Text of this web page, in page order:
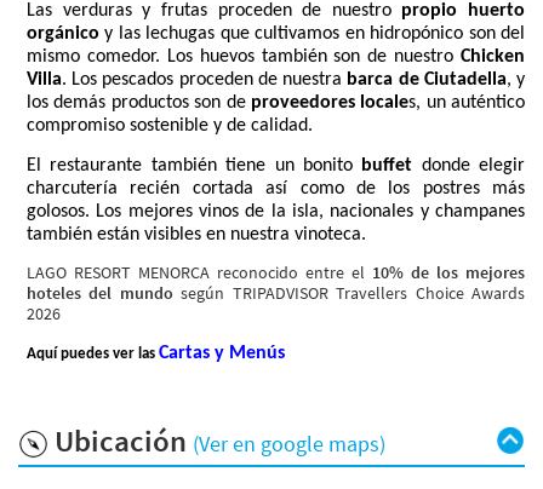
Las verduras y frutas proceden de nuestro propio huerto
orgánico y las lechugas que cultivamos en hidropónico son del
mismo comedor. Los huevos también son de nuestro Chicken
Villa. Los pescados proceden de nuestra barca de Ciutadella, y
los demás productos son de proveedores locales, un auténtico
compromiso sostenible y de calidad.
El restaurante también tiene un bonito buffet donde elegir
charcutería recién cortada así como de los postres más
golosos. Los mejores vinos de la isla, nacionales y champanes
también están visibles en nuestra vinoteca.
LAGO RESORT MENORCA reconocido entre el 10% de los mejores
hoteles del mundo según TRIPADVISOR Travellers Choice Awards
2026
Aquí puedes ver las Cartas y Menús
Ubicación (Ver en google maps)